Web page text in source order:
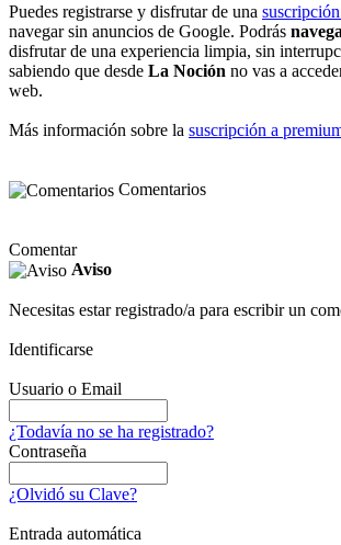
Puedes registrarse y disfrutar de una
navegar sin anuncios de Google. Podrás
disfrutar de una experiencia limpia, sin
sabiendo que desde La Noción no vas a
web.
Más información sobre la suscripción a
Comentarios
Comentar
Aviso
Necesitas estar registrado/a para escribir un
Identificarse
Usuario o Email
¿Todavía no se ha registrado?
Contraseña
¿Olvidó su Clave?
Entrada automática